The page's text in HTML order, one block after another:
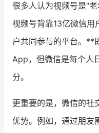
增长俱乐部
商家社区
合作共进
入驻有赞
认证服务商
有赞云
很多人认为视频号是“
视频号背靠13亿微信用
户共同参与的平台。**
App，但微信是每个人
分。
更重要的是，微信的社
优势。例如，通过朋友